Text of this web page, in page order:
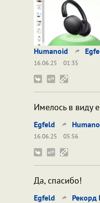
Humanoid
16.06.25
01:35
Имелось в виду
Egfeld
16.06.25
05:56
Да, спасибо!
Egfeld Рекорд